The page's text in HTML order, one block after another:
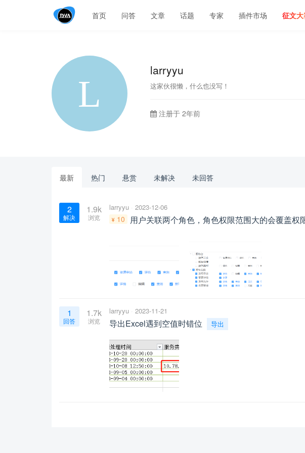
首页 问答 文章 话题 专家 插件市场 征文
larryyu
这家伙很懒，什么也没写！
注册于 2年前
最新 热门 悬赏 未解决 未回答
2
解决
1.9k
浏览
larryyu 2023-12-06
10 用户关联两个角色，角色权限范围大的会覆盖权
1
回答
1.7k
浏览
larryyu 2023-11-21
导出Excel遇到空值时错位 导出